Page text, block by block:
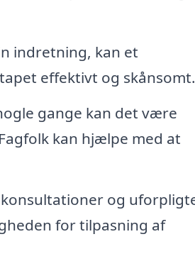
indretning, kan et
effektivt og skånsomt.
gange kan det være
kan hjælpe med at
og
for tilpasning af